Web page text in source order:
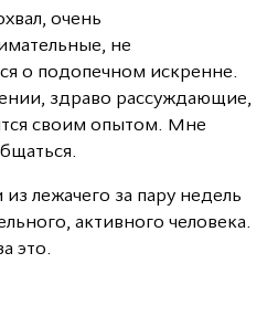
очень
не
о подопечном искренне.
здраво рассуждающие,
своим опытом. Мне
лежачего за пару недель
активного человека.
это.